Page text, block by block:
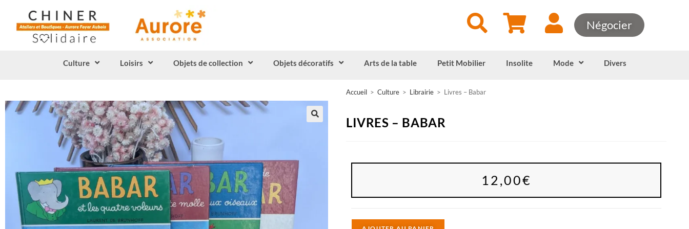
Négocier
Culture Loisirs Objets de collection Objets décoratifs Arts de la table Petit Mobilier Insolite Mode Divers
Accueil > Culture > Librairie > Livres – Babar
LIVRES – BABAR
12,00€